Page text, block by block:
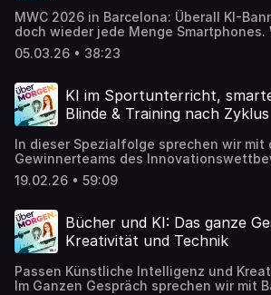
wurden und wie man lernt, neue
einzuordnen. Außerdem werfen wir
Kulissen seiner Arbeit.
MWC 2026 in Barcelona: Überall KI-
doch wieder jede Menge Smartphones.
Redakteuren vor Ort und sprechen über
Geräte (inklusive Kamera-Highlight von
mitdenken, und darüber, was davon
was eher Marketing. Außerdem: KI im
ein Telekom-Call-Agent, Satelliten
aber (noch) nicht ersetzen.
05.03.26 • 38:23
KI im Sportunterricht,
Blinde & Training nach Zyklus
In dieser Spezialfolge sprechen wir mit
Gewinnerteams des
Tomorrow von Samsung. Das Motto:
Frage, wie Technologie Sport
Lösung, die den Sportunterricht fairer
habric GmbH, ein smartes Stirnband,
und blinden Menschen durch Sensorik
zyklusgerechtes Training und
19.02.26 • 59:09
Bücher und KI: Das ganze
Kreativität und Technik
Passen Künstliche Intelligenz und
Im Ganzen Gespräch sprechen wir mit